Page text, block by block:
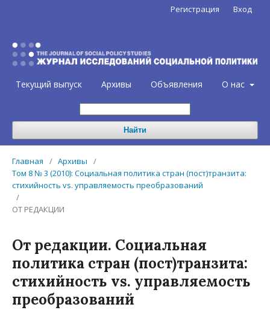
Текущий выпуск Архивы Объявления О нас
Найти
Регистрация Вход
Главная / Архивы
/
Том 8 № 3 (2010): Социальная политика стран (пост)транзита:
стихийность vs. управляемость преобразований
/
ОТ РЕДАКЦИИ
От редакции. Социальная
политика стран (пост)транзита:
стихийность vs. управляемость
преобразований